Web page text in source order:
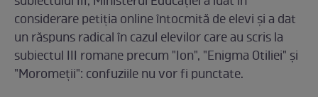
considerare petiţia online întocmită de elevi şi a dat
un răspuns radical în cazul elevilor care au scris la
subiectul III romane precum "Ion", "Enigma Otiliei" şi
"Moromeţii": confuziile nu vor fi punctate.